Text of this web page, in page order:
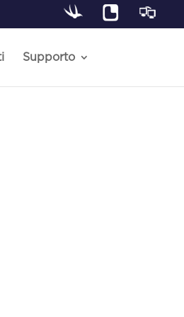
Supporto